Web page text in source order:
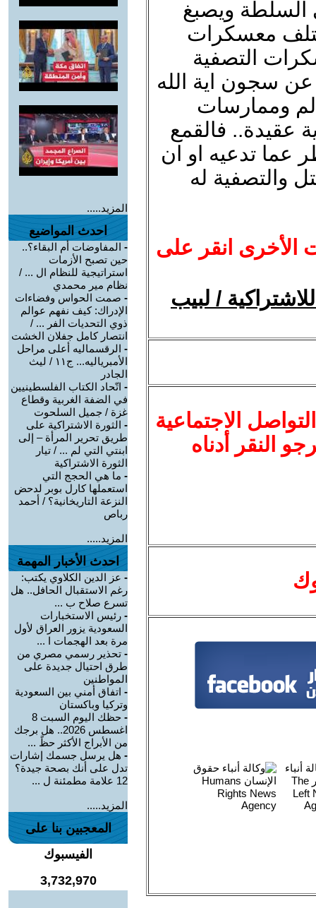
السلطة ويصبغ
معسكرات
التصفية
سجون اية الله
وممارسات
عقيدة.. فالقمع
عما تدعيه او ان
والتصفية له
الأخرى انقر على
/ لبيب
الاجتماعية
النقر أدناه
المزيد.....
احدث المواضيع
- المفاوضات أم البقاء؟..
حين تصبح الأزمات
استراتيجية للنظام ال ... /
نظام مير محمدي
- صمت الحواس وفضاءات
الإدراك: كيف نفهم عوالم
ذوي التحديات الفر ... /
انتصار كامل جفلان الخشت
- الرقسماليه أعلى مراحل
الأمبرياليه... ج١١ / ليث
الجادر
- اتّحاد الكتاب الفلسطينيين
في الضفة الغربية وقطاع
غزة / جميل السلحوت
- الثورة الاشتراكية على
طريق تحرير المرأة – إلى
ابنتي التي لم ... / تيار
الثورة الاشتراكية
- ما هي الحجج التي
استعملها كارل بوبر لدحض
النزعة التاريخانية؟ / أحمد
رباص
المزيد.....
احدث الأخبار المهمة
- عز الدين الكلاوي يكتب:
رغم الاستقبال الحافل.. هل
تسرع صلاح ب ...
- رئيس الاستخبارات
السعودية يزور العراق لأول
مرة بعد الهجمات ا ...
- تحذير رسمي مصري من
طرق احتيال جديدة على
المواطنين
- اتفاق أمني بين السعودية
وتركيا وباكستان
-
حظك اليوم السبت 8
اغسطس 2026.. هل برجك
من الأبراج الأكثر حظً ...
- هل يرسل جسمك إشارات
تدل على أنك بصحة جيدة؟
12 علامة مطمئنة ل ...
المزيد.....
المعجبين بنا على
الفيسبوك
3,732,970